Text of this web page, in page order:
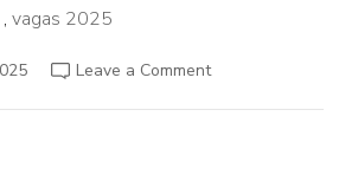
, vagas 2025
Leave a Commenton